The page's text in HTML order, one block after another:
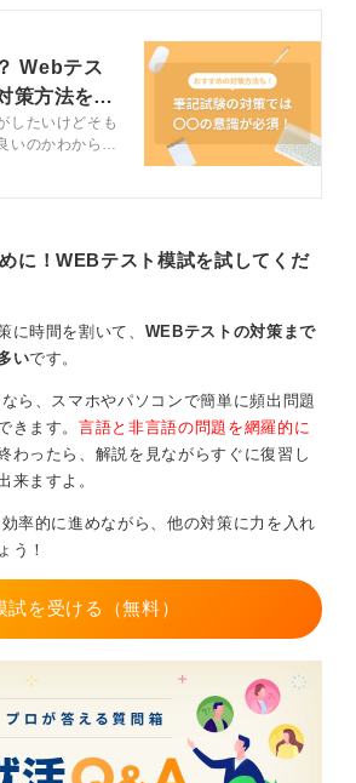
で会社に入って違和感がないかとい
しましょう。
短パン、サンダルなどは、ビジネスシ
適切です。悪目立ちしてマイナスな
も、シャツにきれいめのパンツやス
ァー程度に留めましょう。スニーカ
Webテス
策方法を例
したいけどそも
いのかわからな
向けて、記事で
イメージをつか
くださいね。
に！WEBテスト模試を試してくだ
に時間を割いて、 WEBテストの対策まで
いです。
なら、スマホやパソコンで簡単に頻出問題
きます。言語と非言語の問題を網羅的に
わったら、解説を見ながらすぐに復習し
来ますよ。
率的に進めながら、他の対策に力を入れ
う！
試を受ける（無料）